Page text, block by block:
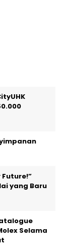
yang Baru
Selama